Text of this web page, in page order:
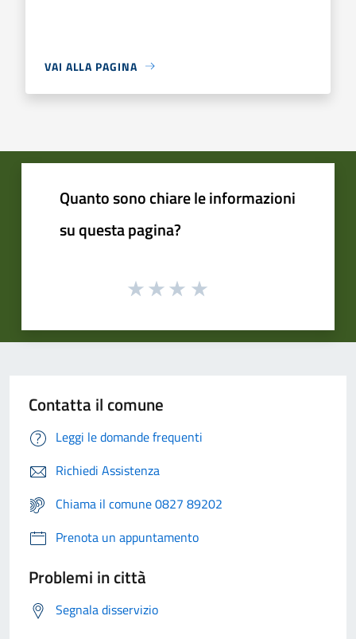
VAI ALLA PAGINA
Quanto sono chiare le informazioni
su questa pagina?
Contatta il comune
Leggi le domande frequenti
Richiedi Assistenza
Chiama il comune 0827 89202
Prenota un appuntamento
Problemi in città
Segnala disservizio